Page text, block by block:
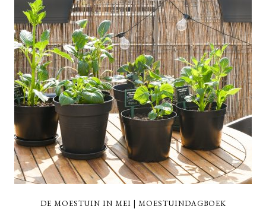
DE MOESTUIN IN MEI | MOESTUINDAGBOEK